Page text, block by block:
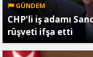
GÜNDEM
CHP'li iş adamı
rüşveti ifşa etti